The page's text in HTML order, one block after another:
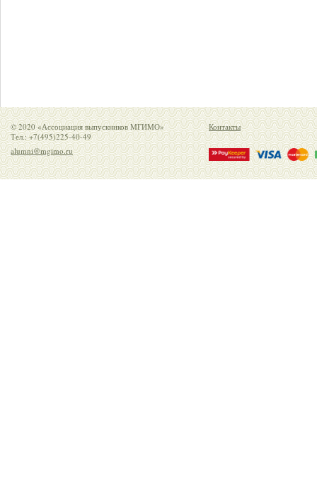
© 2020 «Ассоциация выпускников МГИМО»
Тел.: +7(495)225-40-49
alumni@mgimo.ru
Контакты